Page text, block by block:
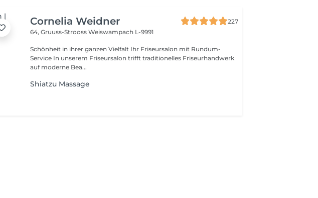
Cornelia Weidner
227
64, Gruuss-StroossWeiswampach L-9991
Schönheit in ihrer ganzen Vielfalt Ihr Friseursalon mit Rundum-
Service In unserem Friseursalon trifft traditionelles Friseurhandwerk
auf moderne Bea...
Shiatzu Massage